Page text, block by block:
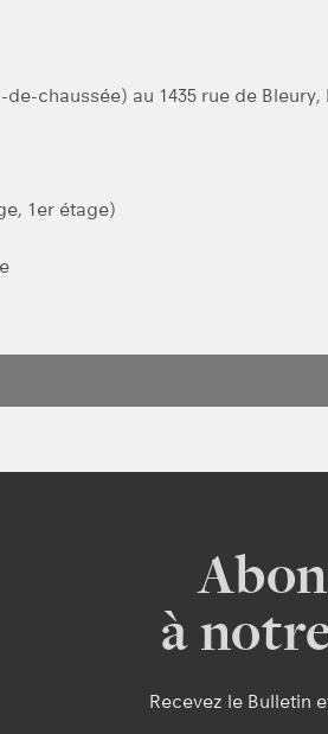
chaussée) au 1435 rue de Bleury,
1er étage)
à
Recevez le Bulletin